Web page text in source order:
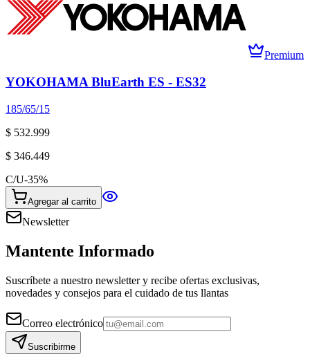
Premium
YOKOHAMA BluEarth ES - ES32
185/65/15
$ 532.999
$ 346.449
C/U-35%
Agregar al carrito
Newsletter
Mantente Informado
Suscríbete a nuestro newsletter y recibe ofertas exclusivas,
novedades y consejos para el cuidado de tus llantas
Correo electrónico
Suscribirme